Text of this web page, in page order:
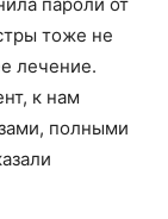
тоже не
лечение.
к нам
полными